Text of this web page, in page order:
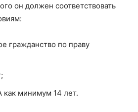
он должен соответствовать
гражданство по праву
минимум 14 лет.